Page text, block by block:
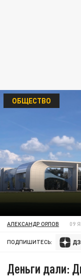
ОБЩЕСТВО
АЛЕКСАНДР ОРЛОВ 09
ПОДПИШИТЕСЬ:
Деньги дали: